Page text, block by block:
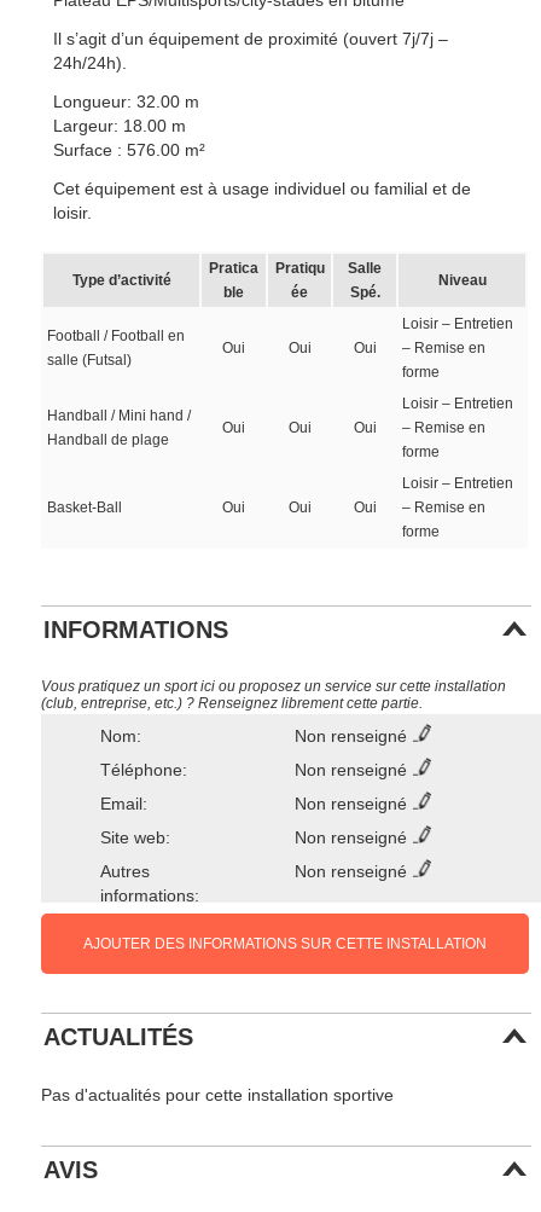
Il s’agit d’un équipement de proximité (ouvert 7j/7j –
24h/24h).
Longueur: 32.00 m
Largeur: 18.00 m
Surface : 576.00 m²
Cet équipement est à usage individuel ou familial et de
loisir.
Type d’activité
Pratica
ble
Pratiqu
ée
Salle
Spé.
Niveau
Football / Football en
salle (Futsal)
Oui Oui Oui
Loisir – Entretien
– Remise en
forme
Handball / Mini hand /
Handball de plage
Oui Oui Oui
Loisir – Entretien
– Remise en
forme
Basket-Ball Oui Oui Oui
Loisir – Entretien
– Remise en
forme
INFORMATIONS
Vous pratiquez un sport ici ou proposez un service sur cette installation
(club, entreprise, etc.) ? Renseignez librement cette partie.
Nom:
Non renseigné
Téléphone:
Non renseigné
Email:
Non renseigné
Site web:
Non renseigné
Autres
informations:
Non renseigné
AJOUTER DES INFORMATIONS SUR CETTE INSTALLATION
ACTUALITÉS
Pas d'actualités pour cette installation sportive
AVIS